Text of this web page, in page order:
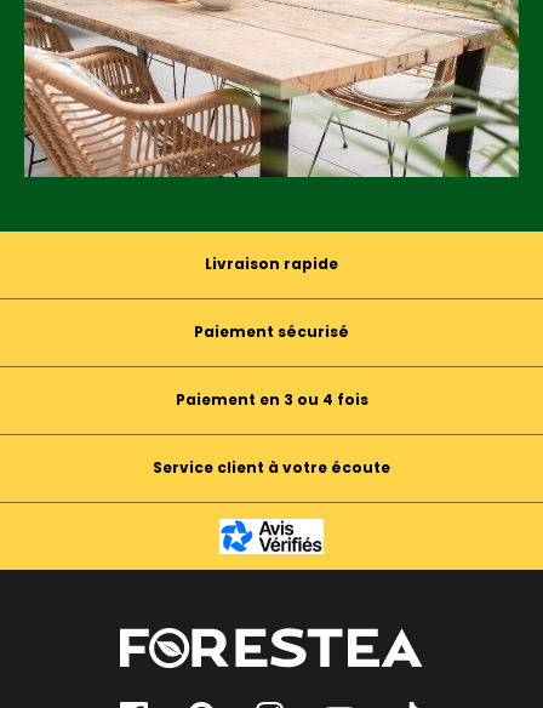
Livraison rapide
Paiement sécurisé
Paiement en 3 ou 4 fois
Service client à votre écoute